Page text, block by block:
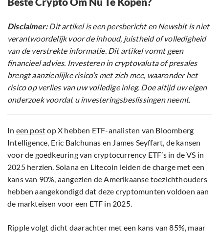
Disclaimer:Dit artikel is een persbericht en Newsbit is niet
verantwoordelijk voor de inhoud, juistheid of volledigheid
van de verstrekte informatie. Dit artikel vormt geen
financieel advies. Investeren in cryptovaluta of presales
brengt aanzienlijke risico’s met zich mee, waaronder het
risico op verlies van uw volledige inleg. Doe altijd uw eigen
onderzoek voordat u investeringsbeslissingen neemt.
In een postop X hebben ETF-analisten van Bloomberg
Intelligence, Eric Balchunas en James Seyffart, de kansen
voor de goedkeuring van cryptocurrency ETF’s in de VS in
2025 herzien. Solana en Litecoin leiden de charge met een
kans van 90%, aangezien de Amerikaanse toezichthouders
hebben aangekondigd dat deze cryptomunten voldoen aan
de markteisen voor een ETF in 2025.
Ripple volgt dicht daarachter met een kans van 85%, maar